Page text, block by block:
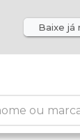
Baixe já